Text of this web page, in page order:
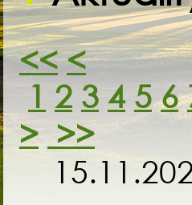
<< <
1 2 3 4 5 6
> >>